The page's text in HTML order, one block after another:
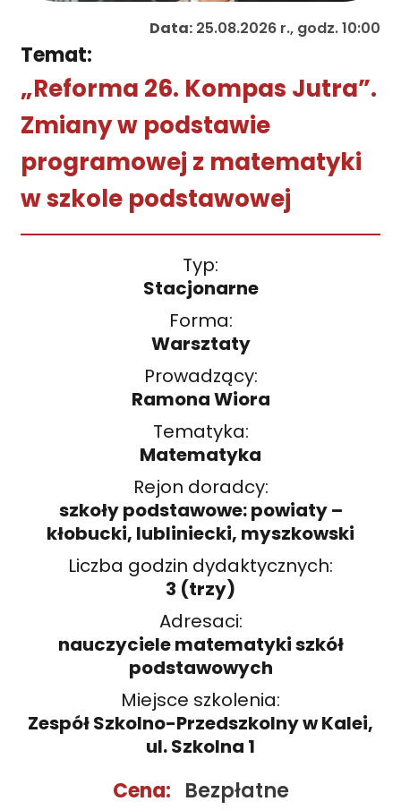
Temat:
Data: 25.08.2026 r., godz. 10:00
„Reforma 26. Kompas Jutra”.
Zmiany w podstawie
programowej z matematyki
w szkole podstawowej
Typ:
Stacjonarne
Forma:
Warsztaty
Prowadzący:
Ramona Wiora
Tematyka:
Matematyka
Rejon doradcy:
szkoły podstawowe: powiaty –
kłobucki, lubliniecki, myszkowski
Liczba godzin dydaktycznych:
3 (trzy)
Adresaci:
nauczyciele matematyki szkół
podstawowych
Miejsce szkolenia:
Zespół Szkolno-Przedszkolny w Kalei,
ul. Szkolna 1
Cena: Bezpłatne